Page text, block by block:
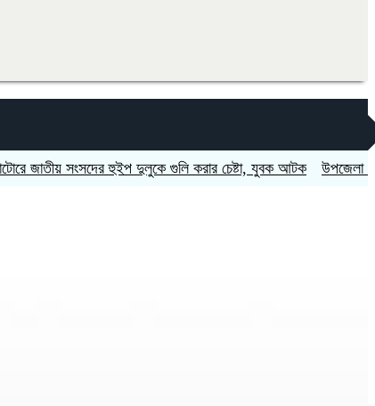
সংসদের হুইপ দুলুকে গুলি করার চেষ্টা, যুবক আটক
উপজেলা ও ইউনিয়ন